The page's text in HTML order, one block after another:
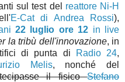
sul test del reattore Ni-H
E-Cat di Andrea Rossi),
22 luglio ore 12 in live
la tribù dell'innovazione, in
di punta di
Radio 24,
Melis, nonché del
il fisicoStefano